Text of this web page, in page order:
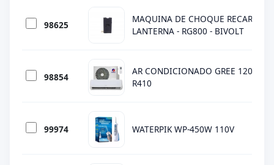
98625
MAQUINA DE CHOQUE
LANTERNA - RG800 - BIVOLT
98854
AR CONDICIONADO GREE 12000
R410
99974 WATERPIK WP-450W 110V